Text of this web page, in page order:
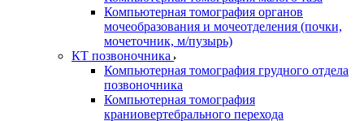
Компьютерная томография органов
мочеобразования и мочеотделения (почки,
мочеточник, м/пузырь)
КТ позвоночника
Компьютерная томография грудного отдела
позвоночника
Компьютерная томография
краниовертебрального перехода